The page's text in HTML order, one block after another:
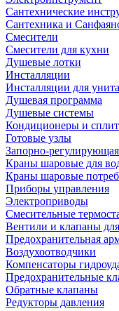
Сантехнические
Сантехника и
Смесители
Смесители для кухни
Душевые лотки
Инсталляции
Инсталляции для
Душевая программа
Душевые системы
Кондиционеры и
Готовые узлы
Запорно-
Краны шаровые для
Краны шаровые
Приборы управления
Электроприводы
Смесительные
Вентили и клапаны
Предохранительная
Воздухоотводчики
Компенсаторы
Предохранительные
Обратные клапаны
Редукторы давления